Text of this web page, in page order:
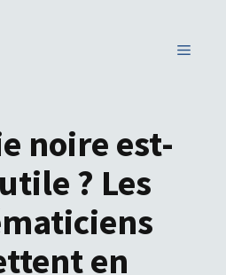
MENU
noire est-
? Les
en